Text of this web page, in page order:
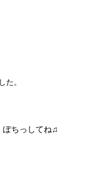
た。
ぽちっしてね♫